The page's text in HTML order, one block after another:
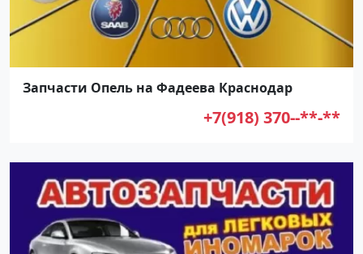
Запчасти Опель на Фадеева Краснодар
+7(918) 370--**-**